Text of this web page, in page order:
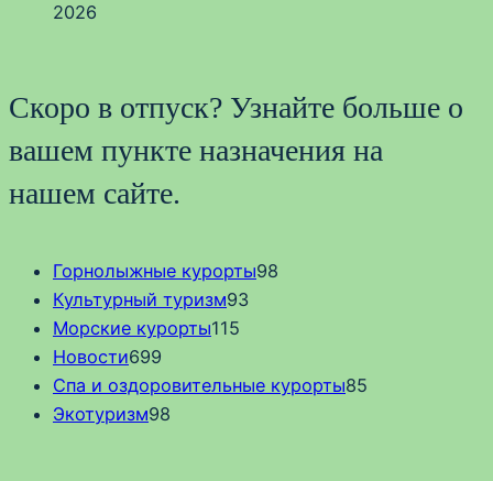
2026
Скоро в отпуск? Узнайте больше о
вашем пункте назначения на
нашем сайте.
Горнолыжные курорты98
Культурный туризм93
Морские курорты115
Новости699
Спа и оздоровительные курорты85
Экотуризм98